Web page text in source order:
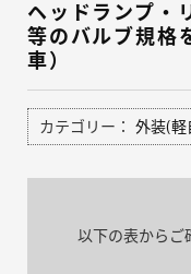
ヘッドランプ・
等のバルブ規格
車）
カテゴリー： 外装(軽
以下の表からご